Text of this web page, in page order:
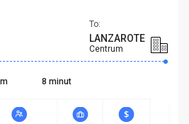
To:
LANZAROTE
Centrum
8 minut